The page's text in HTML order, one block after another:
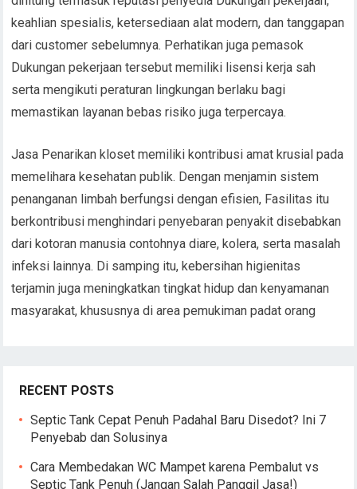
keahlian spesialis, ketersediaan alat modern, dan tanggapan
dari customer sebelumnya. Perhatikan juga pemasok
Dukungan pekerjaan tersebut memiliki lisensi kerja sah
serta mengikuti peraturan lingkungan berlaku bagi
memastikan layanan bebas risiko juga terpercaya.
Jasa Penarikan kloset memiliki kontribusi amat krusial pada
memelihara kesehatan publik. Dengan menjamin sistem
penanganan limbah berfungsi dengan efisien, Fasilitas itu
berkontribusi menghindari penyebaran penyakit disebabkan
dari kotoran manusia contohnya diare, kolera, serta masalah
infeksi lainnya. Di samping itu, kebersihan higienitas
terjamin juga meningkatkan tingkat hidup dan kenyamanan
masyarakat, khususnya di area pemukiman padat orang
RECENT POSTS
Septic Tank Cepat Penuh Padahal Baru Disedot? Ini 7
Penyebab dan Solusinya
Cara Membedakan WC Mampet karena Pembalut vs
Septic Tank Penuh (Jangan Salah Panggil Jasa!)